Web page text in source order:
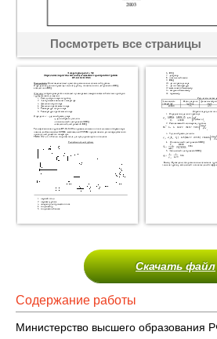
Посмотреть все страницы
Скачать файл
Содержание работы
Министерство высшего образования